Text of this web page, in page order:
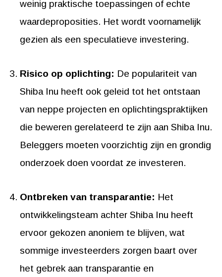
weinig praktische toepassingen of echte
waardeproposities. Het wordt voornamelijk
gezien als een speculatieve investering.
Risico op oplichting: De populariteit van
Shiba Inu heeft ook geleid tot het ontstaan
van neppe projecten en oplichtingspraktijken
die beweren gerelateerd te zijn aan Shiba Inu.
Beleggers moeten voorzichtig zijn en grondig
onderzoek doen voordat ze investeren.
Ontbreken van transparantie: Het
ontwikkelingsteam achter Shiba Inu heeft
ervoor gekozen anoniem te blijven, wat
sommige investeerders zorgen baart over
het gebrek aan transparantie en